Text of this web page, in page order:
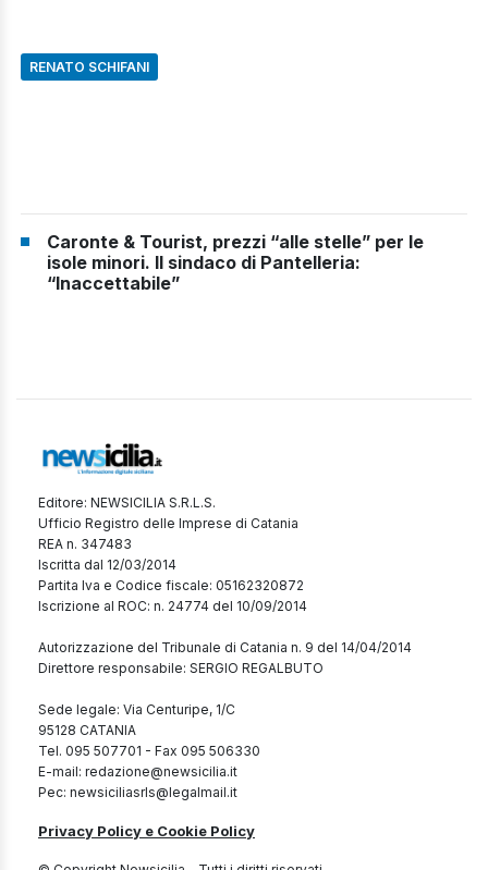
RENATO SCHIFANI
Caronte & Tourist, prezzi “alle stelle” per le
isole minori. Il sindaco di Pantelleria:
“Inaccettabile”
Editore: NEWSICILIA S.R.L.S.
Ufficio Registro delle Imprese di Catania
REA n. 347483
Iscritta dal 12/03/2014
Partita Iva e Codice fiscale: 05162320872
Iscrizione al ROC: n. 24774 del 10/09/2014
Autorizzazione del Tribunale di Catania n. 9 del 14/04/2014
Direttore responsabile: SERGIO REGALBUTO
Sede legale: Via Centuripe, 1/C
95128 CATANIA
Tel. 095 507701 - Fax 095 506330
E-mail: redazione@newsicilia.it
Pec: newsiciliasrls@legalmail.it
Privacy Policy e Cookie Policy